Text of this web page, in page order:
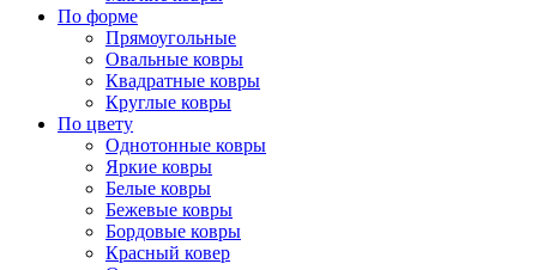
По форме
Прямоугольные
Овальные ковры
Квадратные ковры
Круглые ковры
По цвету
Однотонные ковры
Яркие ковры
Белые ковры
Бежевые ковры
Бордовые ковры
Красный ковер